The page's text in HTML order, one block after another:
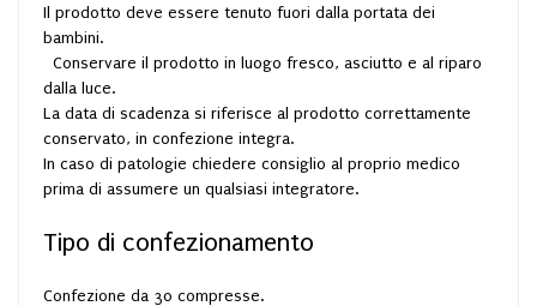
Il prodotto deve essere tenuto fuori dalla portata dei
bambini.
Conservare il prodotto in luogo fresco, asciutto e al riparo
dalla luce.
La data di scadenza si riferisce al prodotto correttamente
conservato, in confezione integra.
In caso di patologie chiedere consiglio al proprio medico
prima di assumere un qualsiasi integratore.
Tipo di confezionamento
Confezione da 30 compresse.